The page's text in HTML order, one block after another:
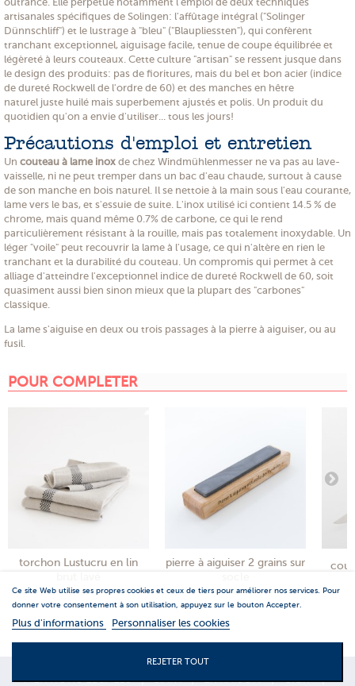
artisanales spécifiques de Solingen: l'affûtage intégral ("Solinger
Dünnschliff") et le lustrage à "bleu" ("Blaupliessten"), qui confèrent
tranchant exceptionnel, aiguisage facile, tenue de coupe équilibrée et
légèreté à leurs couteaux. Cette culture "artisan" se ressent jusque dans
le design des produits: pas de fioritures, mais du bel et bon acier (indice
de dureté Rockwell de l'ordre de 60) et des manches en hêtre
naturel juste huilé mais superbement ajustés et polis. Un produit du
quotidien qu'on a envie d'utiliser... tous les jours!
Précautions d'emploi et entretien
Un couteau à lame inox de chez Windmühlenmesser ne va pas au lave-
vaisselle, ni ne peut tremper dans un bac d'eau chaude, surtout à cause
de son manche en bois naturel. Il se nettoie à la main sous l'eau courante,
lame vers le bas, et s'essuie de suite. L'inox utilisé ici contient 14.5 % de
chrome, mais quand même 0.7% de carbone, ce qui le rend
particulièrement résistant à la rouille, mais pas totalement inoxydable. Un
léger "voile" peut recouvrir la lame à l'usage, ce qui n'altère en rien le
tranchant et la durabilité du couteau. Un compromis qui permet à cet
alliage d'atteindre l'exceptionnel indice de dureté Rockwell de 60, soit
quasiment aussi bien sinon mieux que la plupart des "carbones"
classique.
La lame s'aiguise en deux ou trois passages à la pierre à aiguiser, ou au
fusil.
POUR COMPLETER
torchon Lustucru en lin
pierre à aiguiser 2 grains sur
MENTIONS LEGALES|S.A.V.|LIVRAISON|C.G.V|
Ce site Web utilise ses propres cookies et ceux de tiers pour améliorer nos services. Pour
donner votre consentement à son utilisation, appuyez sur le bouton Accepter.
Plus d'informations Personnaliser les cookies
REJETER TOUT